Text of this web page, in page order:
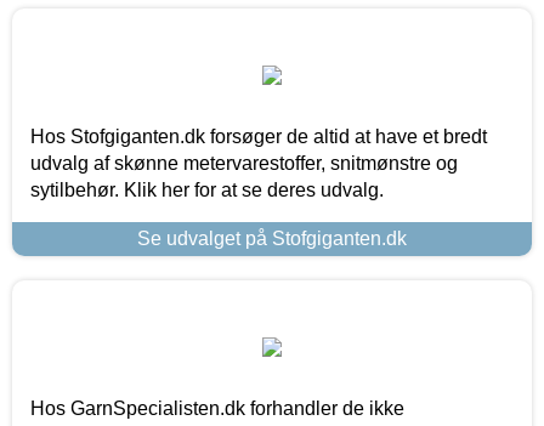
Hos Stofgiganten.dk forsøger de altid at have et bredt
udvalg af skønne metervarestoffer, snitmønstre og
sytilbehør. Klik her for at se deres udvalg.
Se udvalget på Stofgiganten.dk
Hos GarnSpecialisten.dk forhandler de ikke